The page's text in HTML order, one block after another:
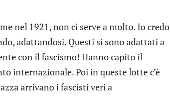
nel 1921, non ci serve a molto. Io credo
adattandosi. Questi si sono adattati a
con il fascismo! Hanno capito il
internazionale. Poi in queste lotte c’è
arrivano i fascisti veri a